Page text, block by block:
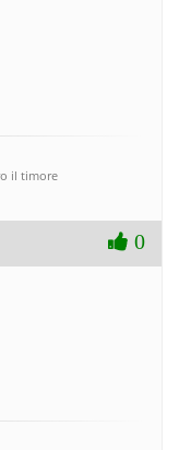
il timore
0